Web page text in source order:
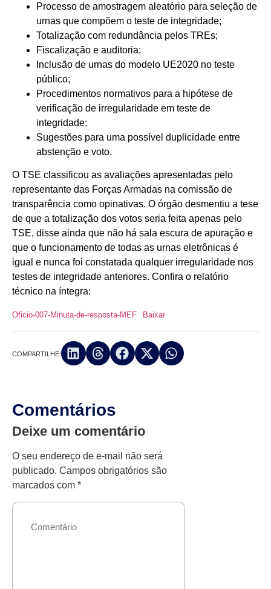
Processo de amostragem aleatório para seleção de
urnas que compõem o teste de integridade;
Totalização com redundância pelos TREs;
Fiscalização e auditoria;
Inclusão de urnas do modelo UE2020 no teste
público;
Procedimentos normativos para a hipótese de
verificação de irregularidade em teste de
integridade;
Sugestões para uma possível duplicidade entre
abstenção e voto.
O TSE classificou as avaliações apresentadas pelo
representante das Forças Armadas na comissão de
transparência como opinativas. O órgão desmentiu a tese
de que a totalização dos votos seria feita apenas pelo
TSE, disse ainda que não há sala escura de apuração e
que o funcionamento de todas as urnas eletrônicas é
igual e nunca foi constatada qualquer irregularidade nos
testes de integridade anteriores. Confira o relatório
técnico na íntegra:
Oficio-007-Minuta-de-resposta-MEF Baixar
COMPARTILHE:
Comentários
Deixe um comentário
O seu endereço de e-mail não será
publicado. Campos obrigatórios são
marcados com *